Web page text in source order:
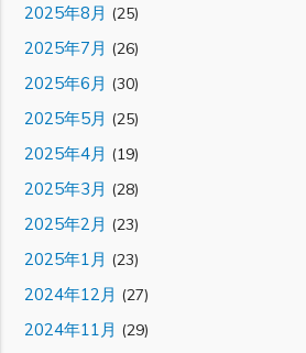
2025年8月 (25)
2025年7月 (26)
2025年6月 (30)
2025年5月 (25)
2025年4月 (19)
2025年3月 (28)
2025年2月 (23)
2025年1月 (23)
2024年12月 (27)
2024年11月 (29)